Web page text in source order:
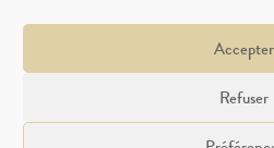
Accepter
Refuser